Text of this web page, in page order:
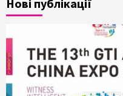
Нові публікації